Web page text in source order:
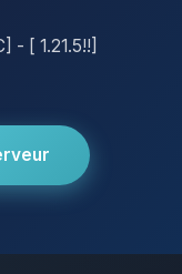
- [ 1.21.5!!]